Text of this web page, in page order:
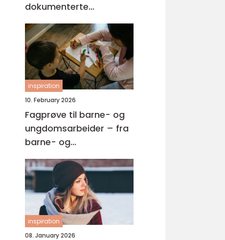
dokumenterte
resultater
inspiration
10. February 2026
Fagprøve til barne- og
ungdomsarbeider – fra
barne- og
ungdsomarbeiderfaget
VG2 til fagbrev
inspiration
08. January 2026